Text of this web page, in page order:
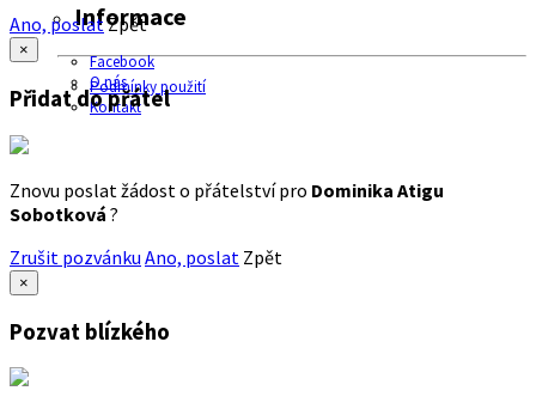
Informace
Facebook
O nás
Podmínky použití
Kontakt
Ano, poslatZpět
×
Přidat do přátel
Znovu poslat žádost o přátelství pro Dominika Atigu
Sobotková ?
Zrušit pozvánku Ano, poslat Zpět
×
Pozvat blízkého